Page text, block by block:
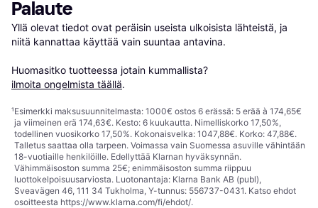
Palaute
Yllä olevat tiedot ovat peräisin useista ulkoisista lähteistä, ja
niitä kannattaa käyttää vain suuntaa antavina.
Huomasitko tuotteessa jotain kummallista?
ilmoita ongelmista täällä.
¹Esimerkki maksusuunnitelmasta: 1000€ ostos 6 erässä: 5 erää à 174,65€
ja viimeinen erä 174,63€. Kesto: 6 kuukautta. Nimelliskorko 17,50%,
todellinen vuosikorko 17,50%. Kokonaisvelka: 1047,88€. Korko: 47,88€.
Talletus saattaa olla tarpeen. Voimassa vain Suomessa asuville vähintään
18-vuotiaille henkilöille. Edellyttää Klarnan hyväksynnän.
Vähimmäisoston summa 25€; enimmäisoston summa riippuu
luottokelpoisuusarviosta. Luotonantaja: Klarna Bank AB (publ),
Sveavägen 46, 111 34 Tukholma, Y-tunnus: 556737-0431. Katso ehdot
osoitteesta https://www.klarna.com/fi/ehdot/.